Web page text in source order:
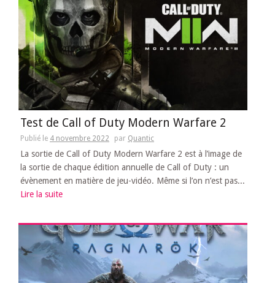
Test de Call of Duty Modern Warfare 2
Publié le 4 novembre 2022 par Quantic
La sortie de Call of Duty Modern Warfare 2 est à l’image de
la sortie de chaque édition annuelle de Call of Duty : un
évènement en matière de jeu-vidéo. Même si l’on n’est pas...
Lire la suite